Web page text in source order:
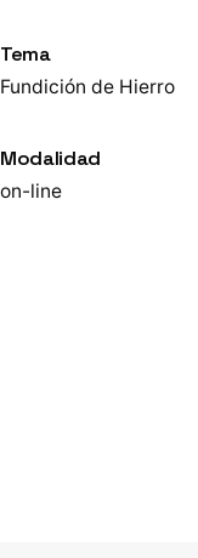
Tema
Fundición de Hierro
Modalidad
on-line